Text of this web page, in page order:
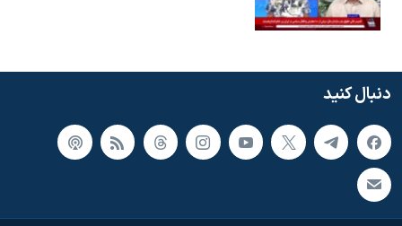
دنبال کنید